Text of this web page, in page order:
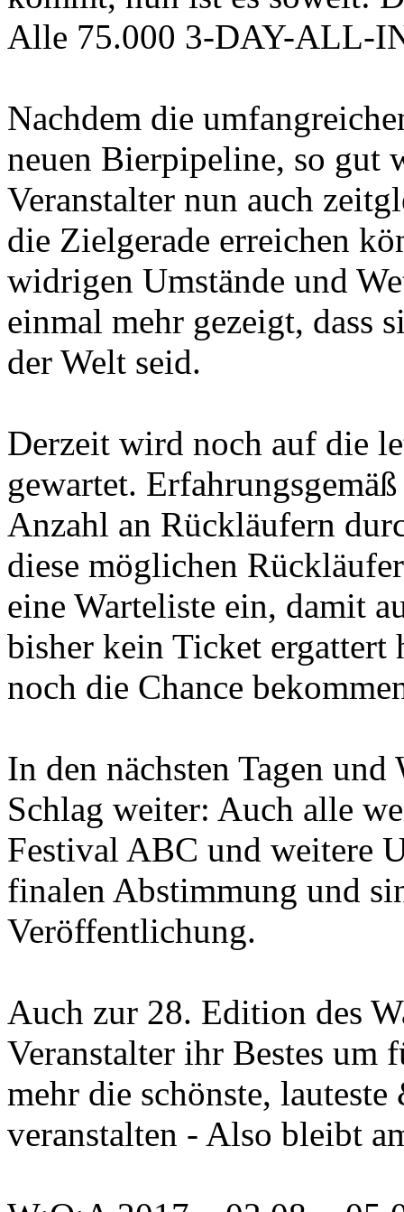
Alle 75.000 3-DAY-ALL-
Nachdem die
neuen Bierpipeline, so gut
Veranstalter nun auch
die Zielgerade erreichen
widrigen Umstände und
einmal mehr gezeigt, dass
der Welt seid.
Derzeit wird noch auf die
gewartet.
Anzahl an Rückläufern
diese möglichen
eine Warteliste ein, damit
bisher kein Ticket ergattert
noch die Chance
In den nächsten Tagen
Schlag weiter: Auch alle
Festival ABC und weitere
finalen Abstimmung und
Veröffentlichung.
Auch zur 28. Edition des
Veranstalter ihr Bestes um
mehr die schönste,
veranstalten - Also bleibt